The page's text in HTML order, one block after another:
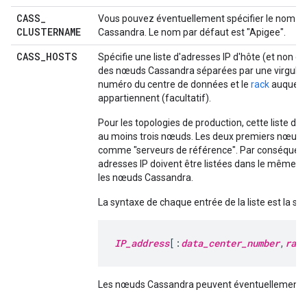
CASS_
CLUSTERNAME
Vous pouvez éventuellement spécifier le nom
Cassandra. Le nom par défaut est "Apigee".
CASS_HOSTS
Spécifie une liste d'adresses IP d'hôte (et non
des nœuds Cassandra séparées par une virgule,
numéro du centre de données et le rackauquel
appartiennent (facultatif).
Pour les topologies de production, cette liste
au moins trois nœuds. Les deux premiers
comme "serveurs de référence". Par
adresses IP doivent être listées dans le même
les nœuds Cassandra.
La syntaxe de chaque entrée de la liste est la
IP_address[: data_center_number,
Les nœuds Cassandra peuvent éventuellement